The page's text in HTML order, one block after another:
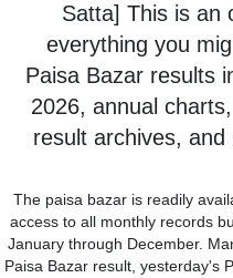
Satta] This is an
everything you
Paisa Bazar results
2026, annual
result archives,
The paisa bazar is readily
access to all monthly records
January through December.
Paisa Bazar result, yesterday's